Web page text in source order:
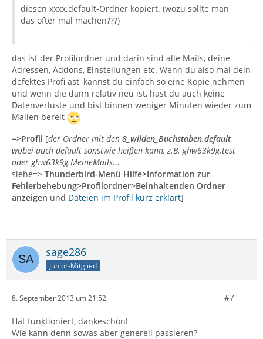
diesen xxxx.default-Ordner kopiert. (wozu sollte man
das öfter mal machen???)
das ist der Profilordner und darin sind alle Mails, deine
Adressen, Addons, Einstellungen etc. Wenn du also mal dein
defektes Profi ast, kannst du einfach so eine Kopie nehmen
und wenn die dann relativ neu ist, hast du auch keine
Datenverluste und bist binnen weniger Minuten wieder zum
Mailen bereit
=>Profil [der Ordner mit den 8_wilden_Buchstaben.default,
wobei auch default sonstwie heißen kann, z.B. ghw63k9g.test
oder ghw63k9g.MeineMails...
siehe=> Thunderbird-Menü Hilfe>Information zur
Fehlerbehebung>Profilordner>Beinhaltenden Ordner
anzeigen und Dateien im Profil kurz erklärt]
sage286
Junior-Mitglied
8. September 2013 um 21:52 #7
Hat funktioniert, dankeschön!
Wie kann denn sowas aber generell passieren?